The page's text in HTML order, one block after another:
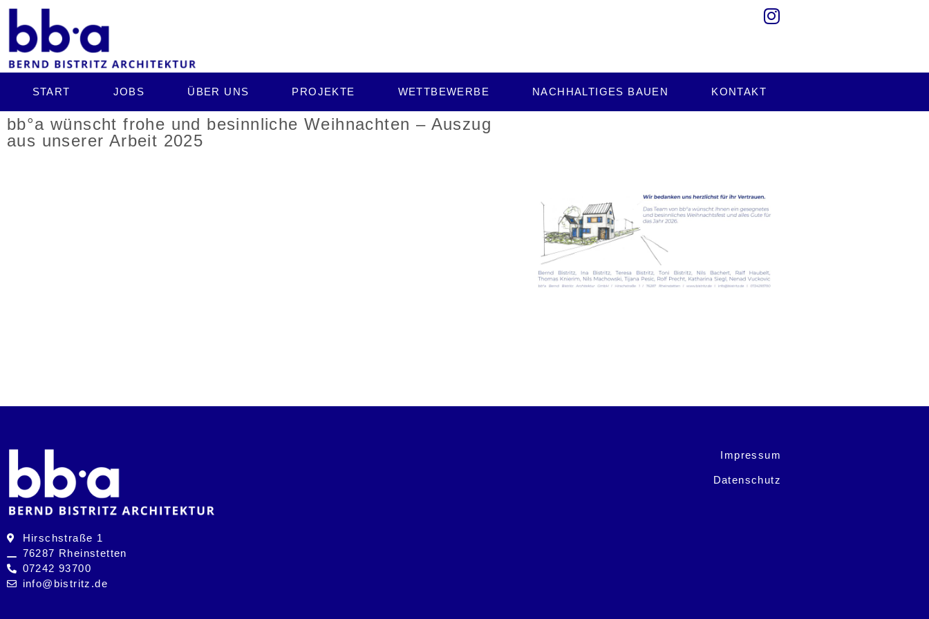
START JOBS ÜBER UNS PROJEKTE WETTBEWERBE NACHHALTIGES BAUEN KONTAKT
bb°a wünscht frohe und besinnliche Weihnachten – Auszug
aus unserer Arbeit 2025
Hirschstraße 1
76287 Rheinstetten
07242 93700
info@bistritz.de
Impressum
Datenschutz